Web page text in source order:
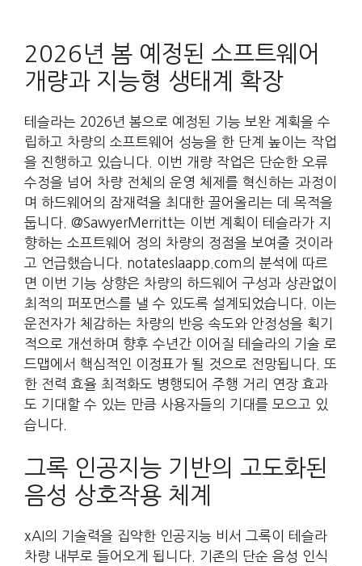
2026년 봄 예정된 소프트웨어
개량과 지능형 생태계 확장
테슬라는 2026년 봄으로 예정된 기능 보완 계획을 수
립하고 차량의 소프트웨어 성능을 한 단계 높이는 작업
을 진행하고 있습니다. 이번 개량 작업은 단순한 오류
수정을 넘어 차량 전체의 운영 체제를 혁신하는 과정이
며 하드웨어의 잠재력을 최대한 끌어올리는 데 목적을
둡니다. @SawyerMerritt는 이번 계획이 테슬라가 지
향하는 소프트웨어 정의 차량의 정점을 보여줄 것이라
고 언급했습니다. notateslaapp.com의 분석에 따르
면 이번 기능 상향은 차량의 하드웨어 구성과 상관없이
최적의 퍼포먼스를 낼 수 있도록 설계되었습니다. 이는
운전자가 체감하는 차량의 반응 속도와 안정성을 획기
적으로 개선하며 향후 수년간 이어질 테슬라의 기술 로
드맵에서 핵심적인 이정표가 될 것으로 전망됩니다. 또
한 전력 효율 최적화도 병행되어 주행 거리 연장 효과
도 기대할 수 있는 만큼 사용자들의 기대를 모으고 있
습니다.
그록 인공지능 기반의 고도화된
음성 상호작용 체계
xAI의 기술력을 집약한 인공지능 비서 그록이 테슬라
차량 내부로 들어오게 됩니다. 기존의 단순 음성 인식